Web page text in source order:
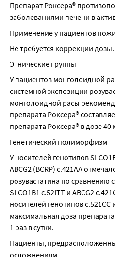
Препарат Роксера®
заболеваниями печени в
Применение у пациентов
Не требуется коррекции дозы.
Этнические группы
У пациентов монголоидной
системной экспозиции
монголоидной расы
препарата Роксера®
препарата Роксера® в дозе
Генетический полиморфизм
У носителей генотипов
ABCG2 (BCRP) с.421АА
розувастатина по сравнению
SLCО1B1 с.52ITT и ABCG2
носителей генотипов
максимальная доза
1 раз в сутки.
Пациенты,
осложнениям